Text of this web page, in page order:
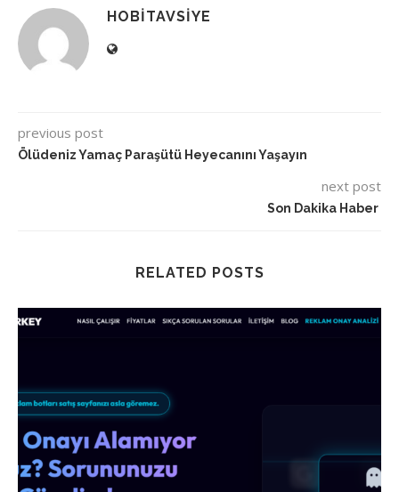
HOBITAVSIYE
previous post
Ölüdeniz Yamaç Paraşütü Heyecanını Yaşayın
next post
Son Dakika Haber
RELATED POSTS